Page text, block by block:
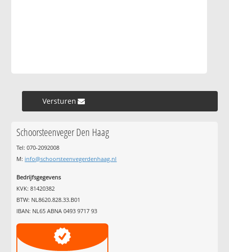
Versturen »
Schoorsteenveger Den Haag
Tel: 070-2092008
M: info@schoorsteenvegerdenhaag.nl
Bedrijfsgegevens
KVK: 81420382
BTW: NL8620.828.33.B01
IBAN: NL65 ABNA 0493 9717 93